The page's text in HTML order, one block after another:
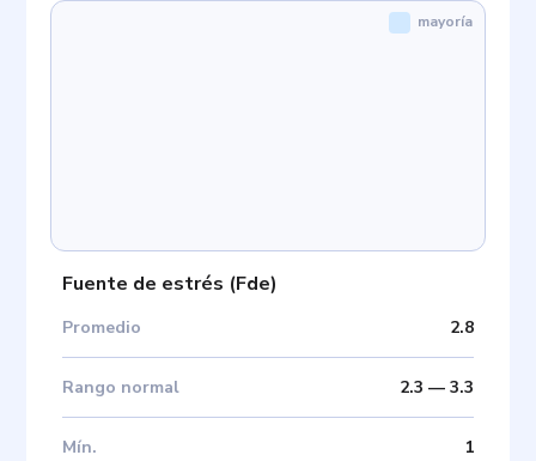
Fuente de estrés (Fde)
Promedio 2.8
Rango normal 2.3 — 3.3
Mín. 1
mayoría